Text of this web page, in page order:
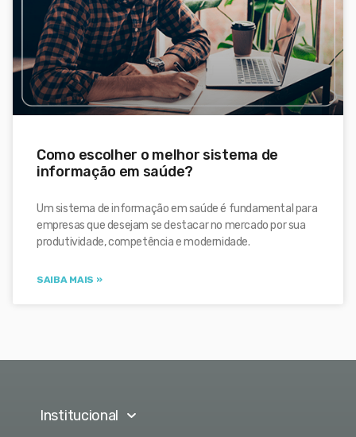
Como escolher o melhor sistema de
informação em saúde?
Um sistema de informação em saúde é fundamental para
empresas que desejam se destacar no mercado por sua
produtividade, competência e modernidade.
SAIBA MAIS »
Institucional